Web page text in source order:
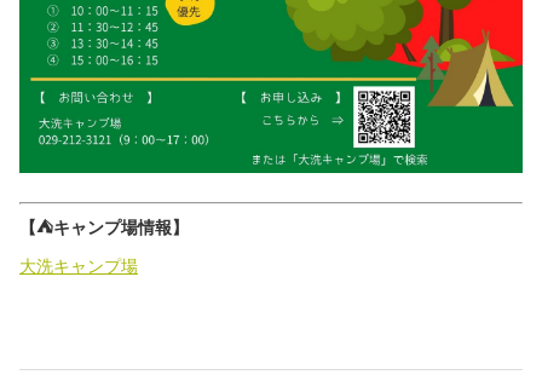
【⛺キャンプ場情報】
大洗キャンプ場